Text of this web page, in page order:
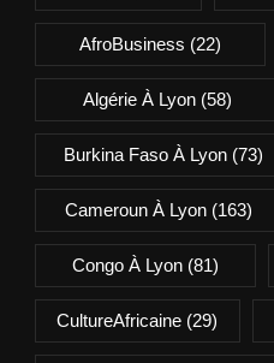
AfroBusiness (22)
Algérie À Lyon (58)
Burkina Faso À Lyon (73)
Cameroun À Lyon (163)
Congo À Lyon(81)
CultureAfricaine (29)